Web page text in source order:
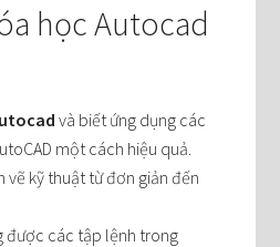
học Autocad
và biết ứng dụng các
một cách hiệu quả.
vẽ kỹ thuật từ đơn giản đến
được các tập lệnh trong